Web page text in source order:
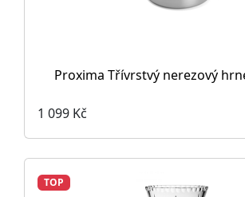
Proxima Třívrstvý nerezový
1 099 Kč
TOP